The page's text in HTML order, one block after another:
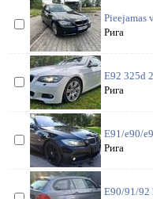
Pieejamas
Рига
E92 325d
Рига
E91/e90/
Рига
E90/91/92